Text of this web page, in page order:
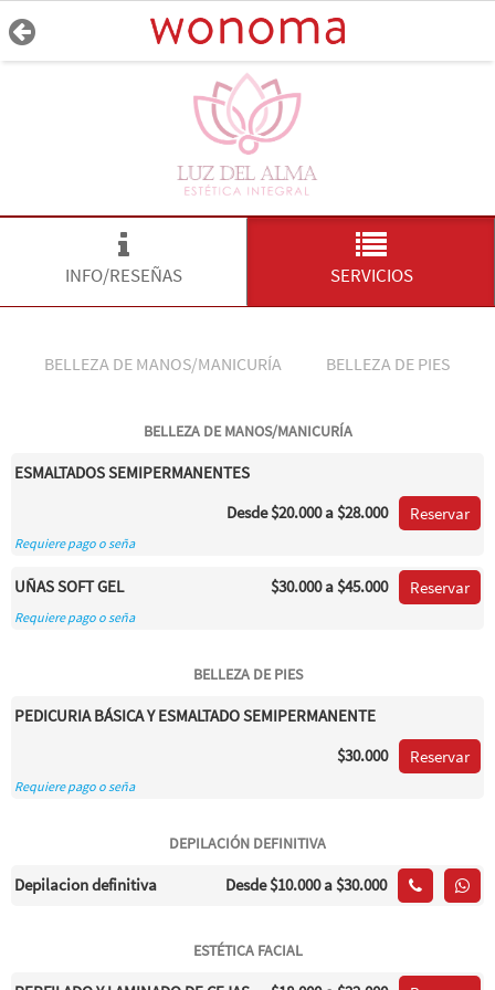
INFO/RESEÑAS SERVICIOS
BELLEZA DE MANOS/MANICURÍA BELLEZA DE PIES
BELLEZA DE MANOS/MANICURÍA
ESMALTADOS SEMIPERMANENTES
Desde$20.000a $28.000 Reservar
Requiere pago o seña
UÑAS SOFT GEL $30.000a $45.000 Reservar
Requiere pago o seña
BELLEZA DE PIES
PEDICURIA BÁSICA Y ESMALTADO SEMIPERMANENTE
$30.000
Reservar
Requiere pago o seña
DEPILACIÓN DEFINITIVA
Depilacion definitiva Desde$10.000a $30.000
ESTÉTICA FACIAL